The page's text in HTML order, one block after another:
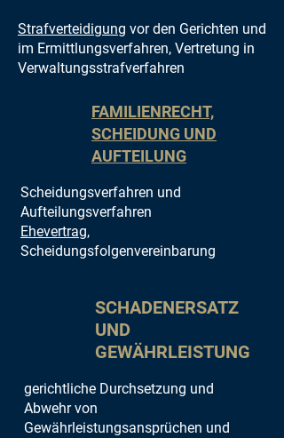
Strafverteidigung vor den Gerichten und
im Ermittlungsverfahren, Vertretung in
Verwaltungsstrafverfahren
FAMILIENRECHT,
SCHEIDUNG UND
AUFTEILUNG
Scheidungsverfahren und
Aufteilungsverfahren
Ehevertrag,
Scheidungsfolgenvereinbarung
SCHADENERSATZ
UND
GEWÄHRLEISTUNG
gerichtliche Durchsetzung und
Abwehr von
Gewährleistungsansprüchen und